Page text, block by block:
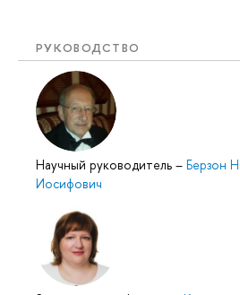
РУКОВОДСТВО
Научный руководитель – Берзон
Иосифович